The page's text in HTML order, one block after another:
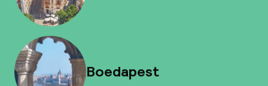
Boedapest